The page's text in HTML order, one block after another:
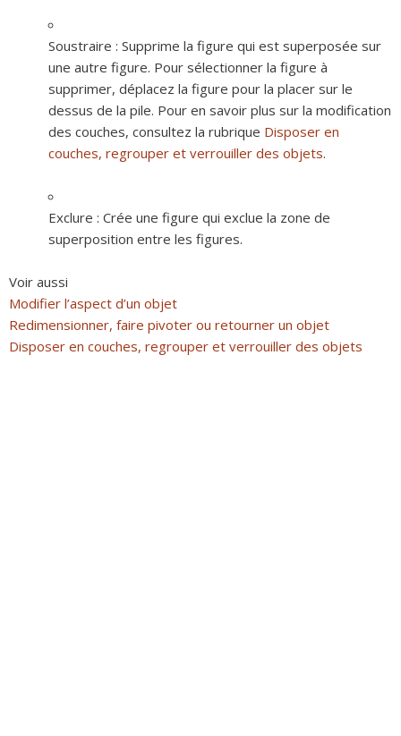
Soustraire : Supprime la figure qui est superposée sur
une autre figure. Pour sélectionner la figure à
supprimer, déplacez la figure pour la placer sur le
dessus de la pile. Pour en savoir plus sur la modification
des couches, consultez la rubrique Disposer en
couches, regrouper et verrouiller des objets.
Exclure : Crée une figure qui exclue la zone de
superposition entre les figures.
Voir aussi
Modifier l’aspect d’un objet
Redimensionner, faire pivoter ou retourner un objet
Disposer en couches, regrouper et verrouiller des objets